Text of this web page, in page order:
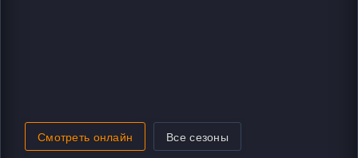
Смотреть онлайн Все сезоны